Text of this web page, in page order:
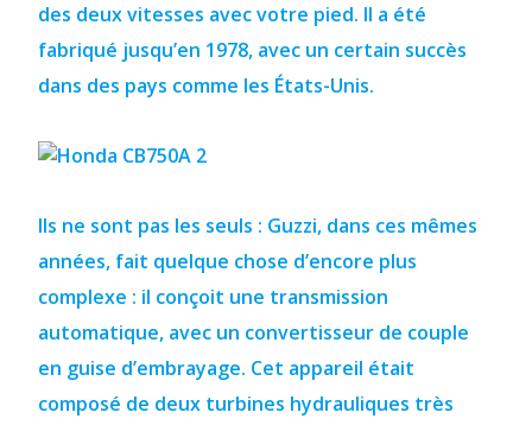
des deux vitesses avec votre pied. Il a été
fabriqué jusqu’en 1978, avec un certain succès
dans des pays comme les États-Unis.
Ils ne sont pas les seuls : Guzzi, dans ces mêmes
années, fait quelque chose d’encore plus
complexe : il conçoit une transmission
automatique, avec un convertisseur de couple
en guise d’embrayage. Cet appareil était
composé de deux turbines hydrauliques très